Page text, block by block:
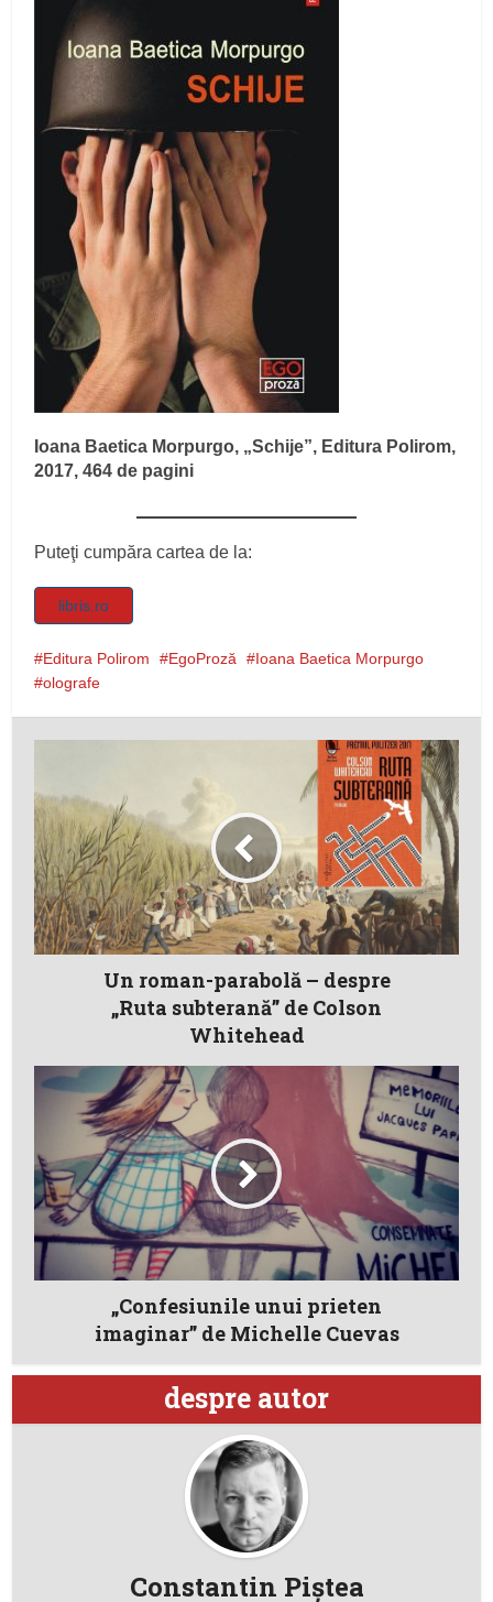
Ioana Baetica Morpurgo, „Schije”, Editura Polirom,
2017, 464 de pagini
Puteţi cumpăra cartea de la:
libris.ro
Editura Polirom EgoProză
Ioana Baetica Morpurgo
olografe
Un roman-parabolă – despre
„Ruta subterană” de Colson
Whitehead
„Confesiunile unui prieten
imaginar” de Michelle Cuevas
despre autor
Constantin Piştea